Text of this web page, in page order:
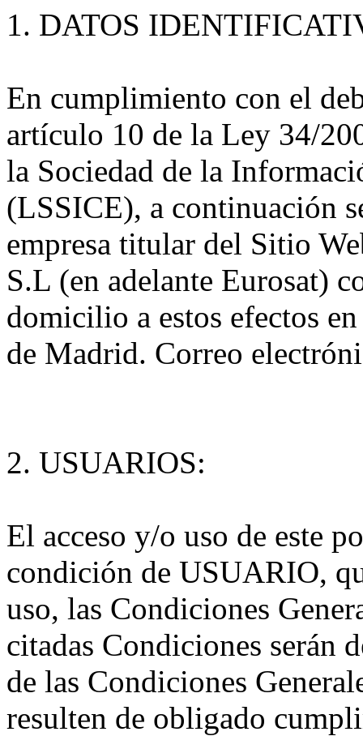
1. DATOS
En cumplimiento con el
artículo 10 de la Ley 34/
la Sociedad de la
(LSSICE), a continuación
empresa titular del Sitio
S.L (en adelante Eurosat)
domicilio a estos efectos
de Madrid. Correo
2. USUARIOS:
El acceso y/o uso de este
condición de USUARIO,
uso, las Condiciones
citadas Condiciones serán
de las Condiciones
resulten de obligado